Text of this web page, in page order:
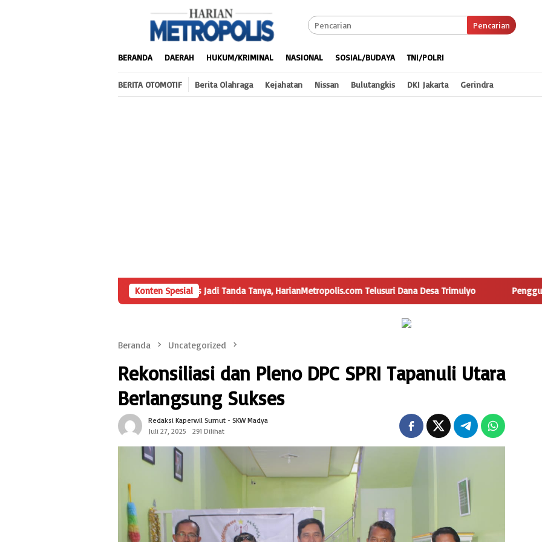
Pencarian
BERANDA DAERAH HUKUM/KRIMINAL NASIONAL SOSIAL/BUDAYA TNI/POLRI
BERITA OTOMOTIF Berita Olahraga Kejahatan Nissan Bulutangkis DKI Jakarta Gerindra
Konten Spesial
Modal BUMDes Jadi Tanda Tanya, HarianMetropolis.com Telusuri Dana Desa Trimulyo Pengguna Jalan Iskandar Muda
Beranda Uncategorized
Rekonsiliasi dan Pleno DPC SPRI Tapanuli Utara
Berlangsung Sukses
Redaksi Kaperwil Sumut - SKW Madya
Juli 27, 2025
291 Dilihat